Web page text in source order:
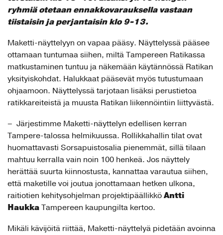
ryhmiä otetaan ennakkovarauksella vastaan
tiistaisin ja perjantaisin klo 9-13.
Maketti-näyttelyyn on vapaa pääsy. Näyttelyssä pääsee
ottamaan tuntumaa siihen, miltä Tampereen Ratikassa
matkustaminen tuntuu ja näkemään käytännössä Ratikan
yksityiskohdat. Halukkaat pääsevät myös tutustumaan
ohjaamoon. Näyttelyssä tarjotaan lisäksi perustietoa
ratikkareiteistä ja muusta Ratikan liikennöintiin liittyvästä.
– Järjestimme Maketti-näyttelyn edellisen kerran
Tampere-talossa helmikuussa. Rollikkahallin tilat ovat
huomattavasti Sorsapuistosalia pienemmät, sillä tilaan
mahtuu kerralla vain noin 100 henkeä. Jos näyttely
herättää suurta kiinnostusta, kannattaa varautua siihen,
että maketille voi joutua jonottamaan hetken ulkona,
raitiotien kehitysohjelman projektipäällikkö Antti
Haukka Tampereen kaupungilta kertoo.
Mikäli kävijöitä riittää, Maketti-näyttelyä pidetään avoinna